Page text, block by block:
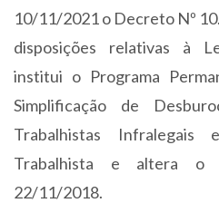
10/11/2021 o Decreto Nº
disposições relativas à
institui o Programa
Simplificação de
Trabalhistas
Trabalhista e altera o
22/11/2018.